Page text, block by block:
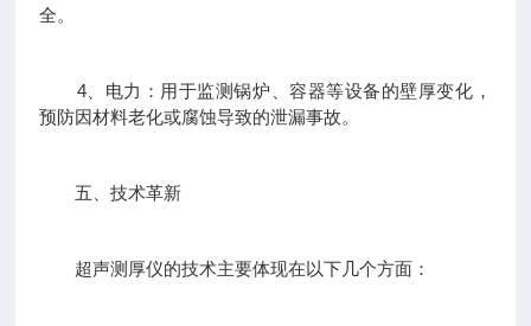
全。
4、电力：用于监测锅炉、容器等设备的壁厚变化，
预防因材料老化或腐蚀导致的泄漏事故。
五、技术革新
超声测厚仪的技术主要体现在以下几个方面：